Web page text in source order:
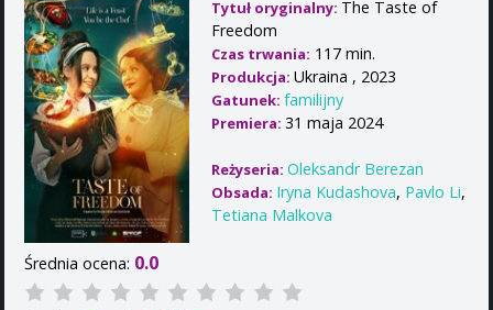
Tytuł oryginalny: The Taste of
Freedom
Czas trwania: 117 min.
Produkcja: Ukraina , 2023
Gatunek: familijny
Premiera: 31 maja 2024
Reżyseria: Oleksandr Berezan
Obsada: Iryna Kudashova, Pavlo Li,
Tetiana Malkova
Średnia ocena: 0.0